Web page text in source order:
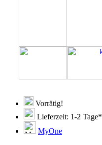
Vorrätig!
Lieferzeit: 1-2 Tage*
MyOne